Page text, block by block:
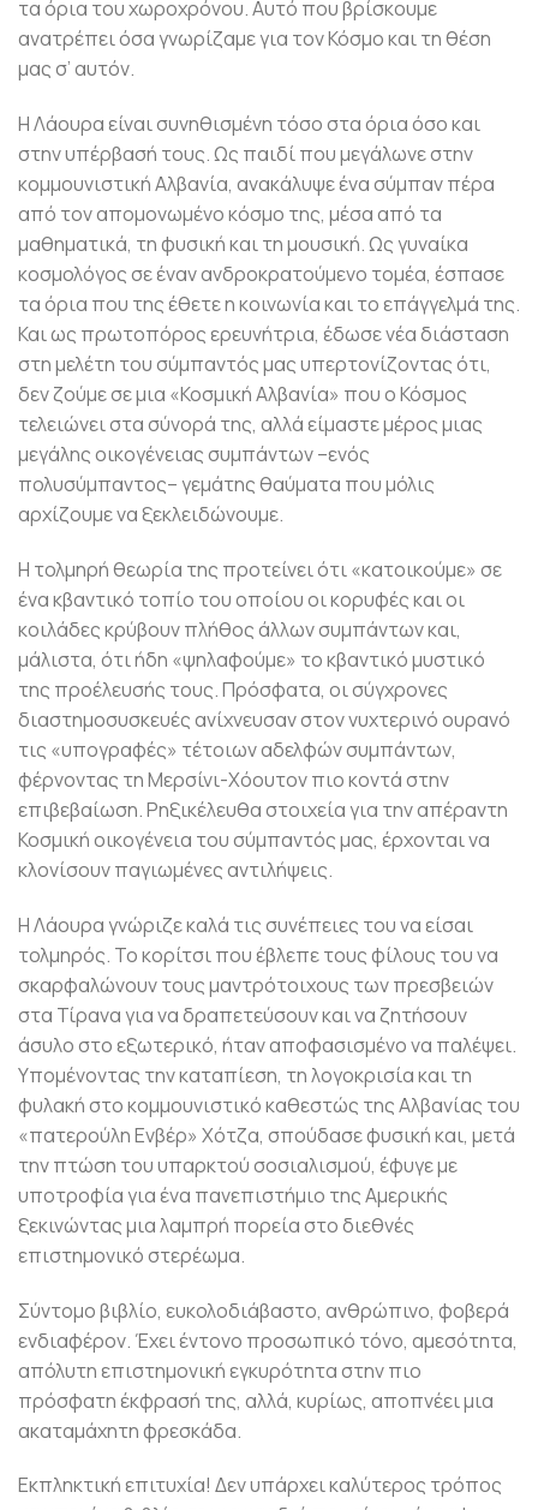
τα όρια του χωροχρόνου. Αυτό που βρίσκουμε
ανατρέπει όσα γνωρίζαμε για τον Κόσμο και τη θέση
μας σ’ αυτόν.
Η Λάουρα είναι συνηθισμένη τόσο στα όρια όσο και
στην υπέρβασή τους. Ως παιδί που μεγάλωνε στην
κομμουνιστική Αλβανία, ανακάλυψε ένα σύμπαν πέρα
από τον απομονωμένο κόσμο της, μέσα από τα
μαθηματικά, τη φυσική και τη μουσική. Ως γυναίκα
κοσμολόγος σε έναν ανδροκρατούμενο τομέα, έσπασε
τα όρια που της έθετε η κοινωνία και το επάγγελμά της.
Και ως πρωτοπόρος ερευνήτρια, έδωσε νέα διάσταση
στη μελέτη του σύμπαντός μας υπερτονίζοντας ότι,
δεν ζούμε σε μια «Κοσμική Αλβανία» που ο Κόσμος
τελειώνει στα σύνορά της, αλλά είμαστε μέρος μιας
μεγάλης οικογένειας συμπάντων –ενός
πολυσύμπαντος– γεμάτης θαύματα που μόλις
αρχίζουμε να ξεκλειδώνουμε.
Η τολμηρή θεωρία της προτείνει ότι «κατοικούμε» σε
ένα κβαντικό τοπίο του οποίου οι κορυφές και οι
κοιλάδες κρύβουν πλήθος άλλων συμπάντων και,
μάλιστα, ότι ήδη «ψηλαφούμε» το κβαντικό μυστικό
της προέλευσής τους. Πρόσφατα, οι σύγχρονες
διαστημοσυσκευές ανίχνευσαν στον νυχτερινό ουρανό
τις «υπογραφές» τέτοιων αδελφών συμπάντων,
φέρνοντας τη Μερσίνι-Χόουτον πιο κοντά στην
επιβεβαίωση. Ρηξικέλευθα στοιχεία για την απέραντη
Κοσμική οικογένεια του σύμπαντός μας, έρχονται να
κλονίσουν παγιωμένες αντιλήψεις.
Η Λάουρα γνώριζε καλά τις συνέπειες του να είσαι
τολμηρός. Το κορίτσι που έβλεπε τους φίλους του να
σκαρφαλώνουν τους μαντρότοιχους των πρεσβειών
στα Τίρανα για να δραπετεύσουν και να ζητήσουν
άσυλο στο εξωτερικό, ήταν αποφασισμένο να παλέψει.
Υπομένοντας την καταπίεση, τη λογοκρισία και τη
φυλακή στο κομμουνιστικό καθεστώς της Αλβανίας του
«πατερούλη Ενβέρ» Χότζα, σπούδασε φυσική και, μετά
την πτώση του υπαρκτού σοσιαλισμού, έφυγε με
υποτροφία για ένα πανεπιστήμιο της Αμερικής
ξεκινώντας μια λαμπρή πορεία στο διεθνές
επιστημονικό στερέωμα.
Σύντομο βιβλίο, ευκολοδιάβαστο, ανθρώπινο, φοβερά
ενδιαφέρον. Έχει έντονο προσωπικό τόνο, αμεσότητα,
απόλυτη επιστημονική εγκυρότητα στην πιο
πρόσφατη έκφρασή της, αλλά, κυρίως, αποπνέει μια
ακαταμάχητη φρεσκάδα.
Εκπληκτική επιτυχία! Δεν υπάρχει καλύτερος τρόπος